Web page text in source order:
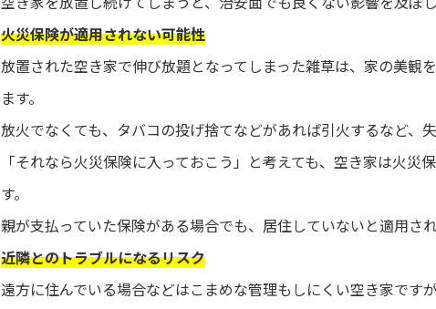
火災保険が適用されない可能性
放置された空き家で伸び放題となってしまった雑草は、家の美観
ます。
放火でなくても、タバコの投げ捨てなどがあれば引火するなど、
「それなら火災保険に入っておこう」と考えても、空き家は火
す。
親が支払っていた保険がある場合でも、居住していないと適用さ
近隣とのトラブルになるリスク
遠方に住んでいる場合などはこまめな管理もしにくい空き家です